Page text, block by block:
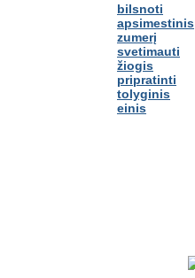
bilsnoti
apsimestinis
zumerį
svetimauti
žiogis
pripratinti
tolyginis
einis